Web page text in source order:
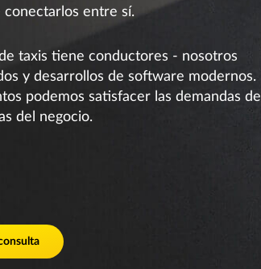
entre sí.
taxis tiene conductores - nosotros
y desarrollos de software modernos.
podemos satisfacer las demandas de
del negocio.